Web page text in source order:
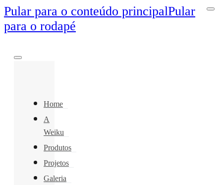
Pular para o conteúdo principalPular
para o rodapé
Home
A
Weiku
Produtos
Projetos
Galeria